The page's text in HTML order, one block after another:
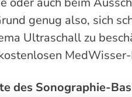
genug also, sich
Ultraschall zu
des Sonographie-